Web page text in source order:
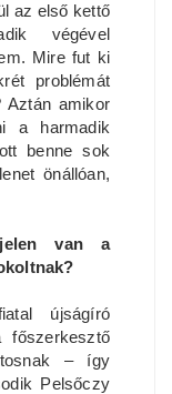
az első kettő
végével
Mire fut ki
problémát
Aztán amikor
a harmadik
benne sok
önállóan,
van a
újságíró
főszerkesztő
– így
Pelsőczy